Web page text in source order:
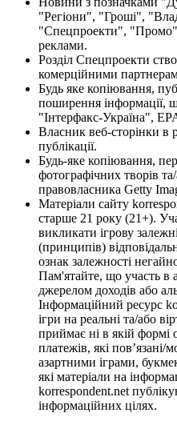
"Регіони", "Гроші",
"Спецпроекти", "Промо"
реклами.
Розділ Спецпроекти
комерційними
Будь яке копіювання,
поширення інформації,
"Інтерфакс-Україна",
Власник веб-сторінки в
публікації.
Будь-яке копіювання,
фотографічних творів
правовласника Getty
Матеріали сайту
старше 21 року (21+).
викликати ігрову
(принципів)
ознак залежності
Пам'ятайте, що участь в
джерелом доходів або
Інформаційний ресурс
ігри на реальні та/або
приймає ні в якій формі
платежів, які пов’язані/
азартними іграми,
які матеріали на
korrespondent.net
інформаційних цілях.